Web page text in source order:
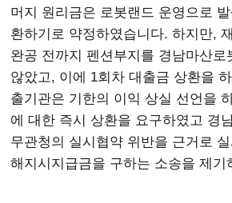
머지 원리금은 로봇랜드 운영으로
환하기로 약정하였습니다. 하지만,
완공 전까지 펜션부지를 경남마산로
않았고, 이에 1회차 대출금 상환을
출기관은 기한의 이익 상실 선언을
에 대한 즉시 상환을 요구하였고 경
무관청의 실시협약 위반을 근거로
해지시지급금을 구하는 소송을 제기